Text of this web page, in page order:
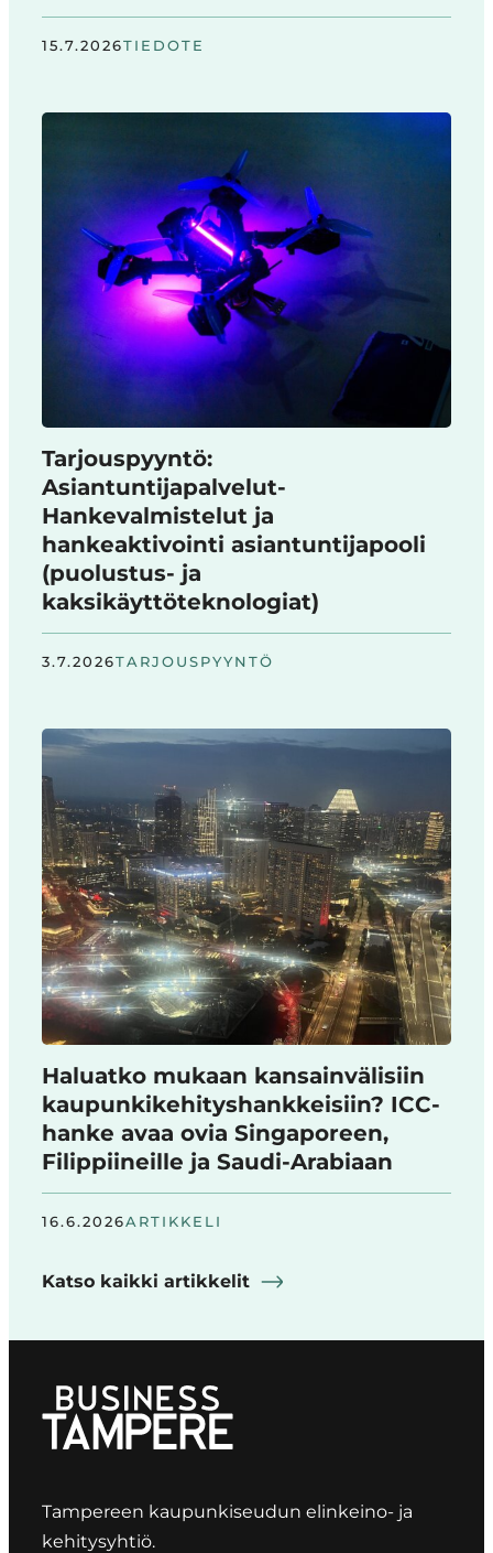
15.7.2026TIEDOTE
Tarjouspyyntö:
Asiantuntijapalvelut-
Hankevalmistelut ja
hankeaktivointi asiantuntijapooli
(puolustus- ja
kaksikäyttöteknologiat)
3.7.2026TARJOUSPYYNTÖ
Haluatko mukaan kansainvälisiin
kaupunkikehityshankkeisiin? ICC-
hanke avaa ovia Singaporeen,
Filippiineille ja Saudi-Arabiaan
16.6.2026ARTIKKELI
Katso kaikki artikkelit
Tampereen kaupunkiseudun elinkeino- ja
kehitysyhtiö.